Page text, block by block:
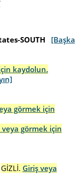
SOUTH
[Başka
kaydolun.
görmek için
veya görmek için
GİZLİ. Giriş veya